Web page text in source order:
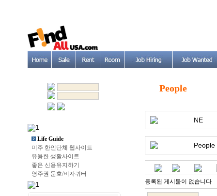
Life Guide
미주 한인단체 웹사이트
유용한 생활사이트
좋은 신용유지하기
영주권 문호/비자쿼터
People
NE
People
등록된 게시물이 없습니다